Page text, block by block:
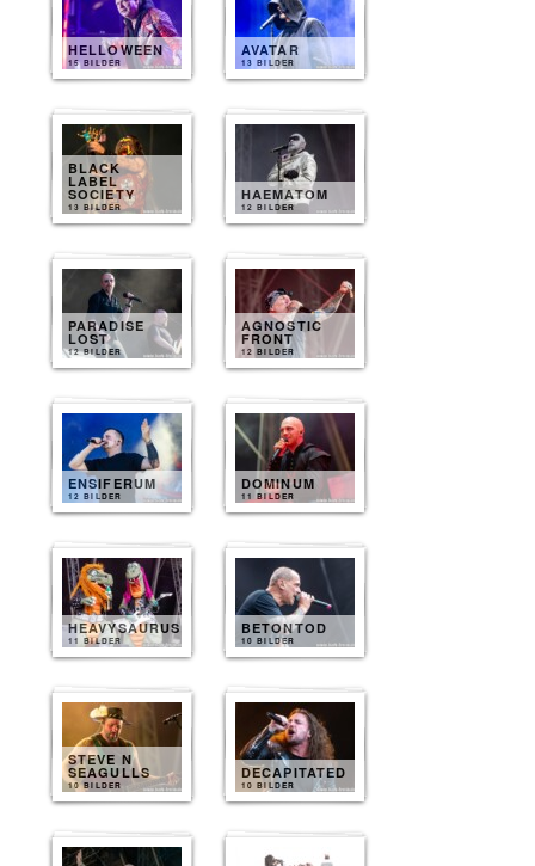
HELLOWEEN
15 BILDER
AVATAR
13 BILDER
BLACK
LABEL
SOCIETY
13 BILDER
HAEMATOM
12 BILDER
PARADISE
LOST
12 BILDER
AGNOSTIC
FRONT
12 BILDER
ENSIFERUM
12 BILDER
DOMINUM
11 BILDER
HEAVYSAURUS
11 BILDER
BETONTOD
10 BILDER
STEVE N
SEAGULLS
10 BILDER
DECAPITATED
10 BILDER